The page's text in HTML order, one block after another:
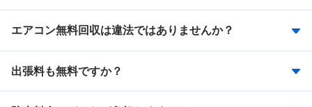
エアコン無料回収は違法ではありませんか？
出張料も無料ですか？